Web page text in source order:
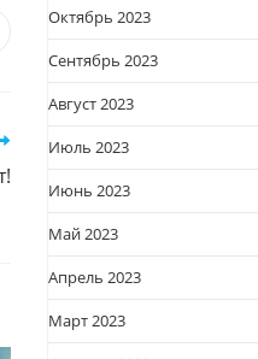
Октябрь 2023
Сентябрь 2023
Август 2023
Июль 2023
Июнь 2023
Май 2023
Апрель 2023
Март 2023